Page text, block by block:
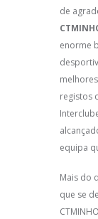
de
enorme
registos
equipa
Mais do
que se